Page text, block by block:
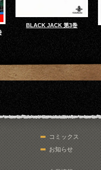
BLACK JACK 第3巻
コミックス
お知らせ